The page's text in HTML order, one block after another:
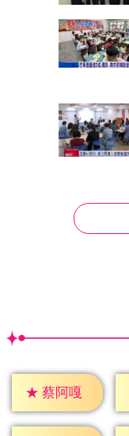
★ 蔡阿嘎